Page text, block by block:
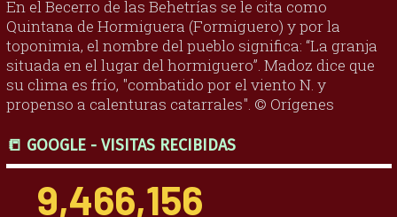
En el Becerro de las Behetrías se le cita como
Quintana de Hormiguera (Formiguero) y por la
toponimia, el nombre del pueblo significa: “La granja
situada en el lugar del hormiguero”. Madoz dice que
su clima es frío, "combatido por el viento N. y
propenso a calenturas catarrales". © Orígenes
📒 GOOGLE - VISITAS RECIBIDAS
9,466,156